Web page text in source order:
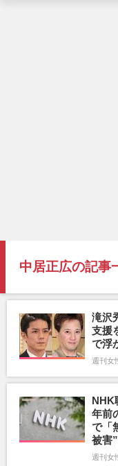
中居正広の記事
滝沢
支援
で浮
週刊女
NHK
年前
で「
被害”
週刊女